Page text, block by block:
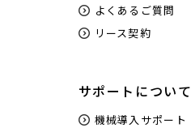
よくあるご質問
リース契約
サポートについて
機械導入サポート